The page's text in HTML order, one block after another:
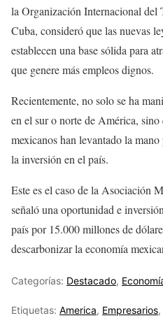
la Organización Internacional
Cuba, consideró que las nuevas
establecen una base sólida para
que genere más empleos dignos.
Recientemente, no solo se ha
en el sur o norte de América,
mexicanos han levantado la
la inversión en el país.
Este es el caso de la Asociación
señaló una oportunidad e
país por 15.000 millones de
descarbonizar la economía
Categorías: Destacado,
Etiquetas: America, Empresarios,